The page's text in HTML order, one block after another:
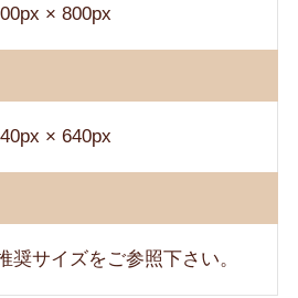
× 800px
× 640px
奨サイズをご参照下さい。